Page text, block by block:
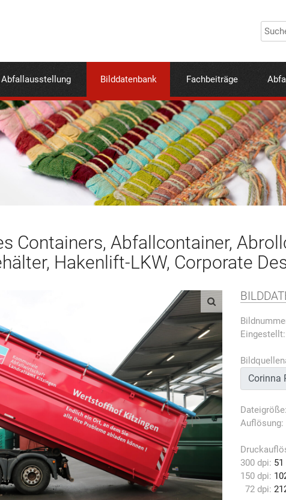
Abfallausstellung Bilddatenbank Fachbeiträge
Containers, Abfallcontainer,
Hakenlift-LKW, Corporate
Eingestellt:
Dateigröße:
Auflösung:
300 dpi:
150 dpi:
72 dpi: